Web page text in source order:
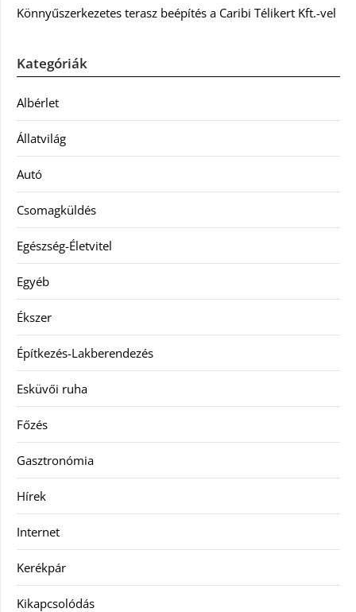
Könnyűszerkezetes terasz beépítés a Caribi Télikert Kft.-vel
Kategóriák
Albérlet
Állatvilág
Autó
Csomagküldés
Egészség-Életvitel
Egyéb
Ékszer
Építkezés-Lakberendezés
Esküvői ruha
Főzés
Gasztronómia
Hírek
Internet
Kerékpár
Kikapcsolódás